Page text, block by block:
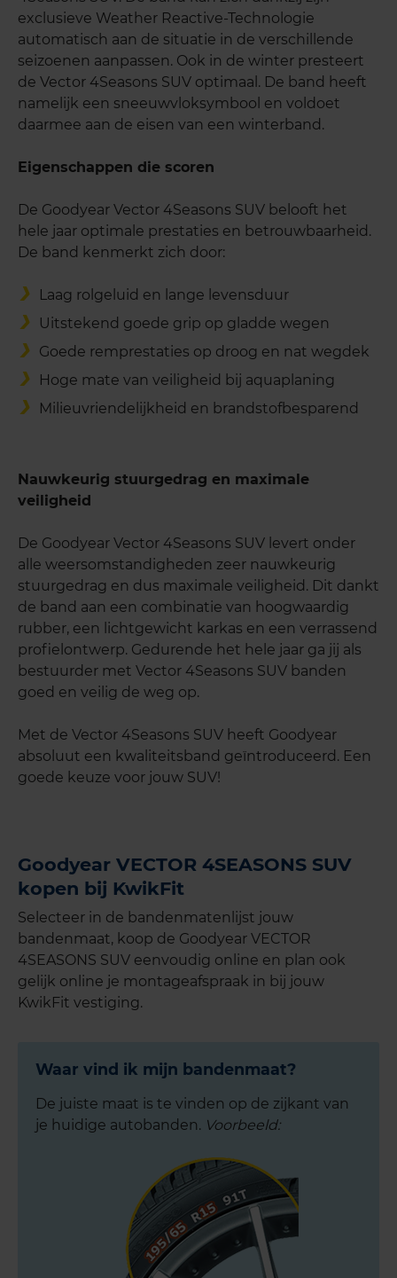
exclusieve Weather Reactive-Technologie
automatisch aan de situatie in de verschillende
seizoenen aanpassen. Ook in de winter presteert
de Vector 4Seasons SUV optimaal. De band heeft
namelijk een sneeuwvloksymbool en voldoet
daarmee aan de eisen van een winterband.
Eigenschappen die scoren
De Goodyear Vector 4Seasons SUV belooft het
hele jaar optimale prestaties en betrouwbaarheid.
De band kenmerkt zich door:
Laag rolgeluid en lange levensduur
Uitstekend goede grip op gladde wegen
Goede remprestaties op droog en nat wegdek
Hoge mate van veiligheid bij aquaplaning
Milieuvriendelijkheid en brandstofbesparend
Nauwkeurig stuurgedrag en maximale
veiligheid
De Goodyear Vector 4Seasons SUV levert onder
alle weersomstandigheden zeer nauwkeurig
stuurgedrag en dus maximale veiligheid. Dit dankt
de band aan een combinatie van hoogwaardig
rubber, een lichtgewicht karkas en een verrassend
profielontwerp. Gedurende het hele jaar ga jij als
bestuurder met Vector 4Seasons SUV banden
goed en veilig de weg op.
Met de Vector 4Seasons SUV heeft Goodyear
absoluut een kwaliteitsband geïntroduceerd. Een
goede keuze voor jouw SUV!
Goodyear VECTOR 4SEASONS SUV
kopen bij KwikFit
Selecteer in de bandenmatenlijst jouw
bandenmaat, koop de Goodyear VECTOR
4SEASONS SUV eenvoudig online en plan ook
gelijk online je montageafspraak in bij jouw
KwikFit vestiging.
Waar vind ik mijn bandenmaat?
De juiste maat is te vinden op de zijkant van
je huidige autobanden. Voorbeeld: